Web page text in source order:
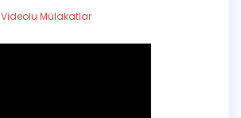
Videolu Mülakatlar